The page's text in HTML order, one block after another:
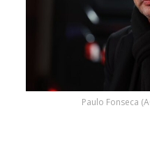
Paulo Fonseca